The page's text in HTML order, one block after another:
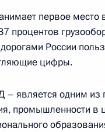
Минобороны
первое место
процентов
России
цифры.
является одним из
промышленности в